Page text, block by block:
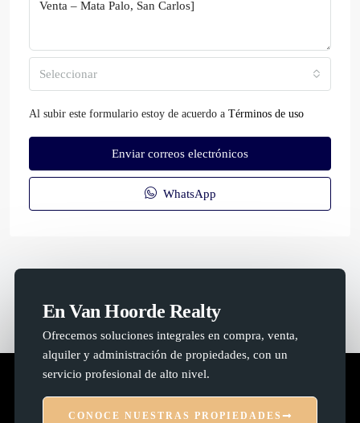
Seleccionar
Al subir este formulario estoy de acuerdo a Términos de uso
Enviar correos electrónicos
WhatsApp
En Van Hoorde Realty
Ofrecemos soluciones integrales en compra, venta,
alquiler y administración de propiedades, con un
servicio profesional de alto nivel.
CONOCE NUESTRAS PROPIEDADES